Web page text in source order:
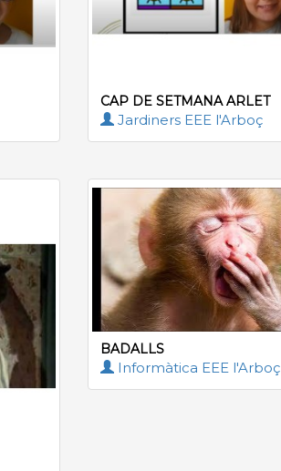
CAP DE SETMANA ARLET
Jardiners EEE l'Arboç
BADALLS
Informàtica EEE l'Arboç